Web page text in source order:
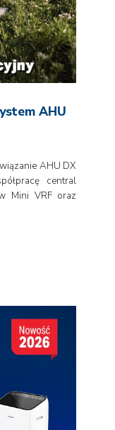
AHU
AHU DX
central
Mini VRF oraz